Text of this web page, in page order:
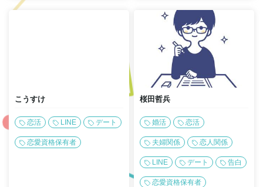
こうすけ
恋活 LINE デート
恋愛資格保有者
桜田哲兵
婚活 恋活
夫婦関係 恋人関係
LINE デート 告白
恋愛資格保有者